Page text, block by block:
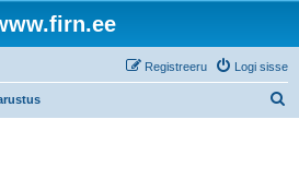
Logi sisse
Registreeru